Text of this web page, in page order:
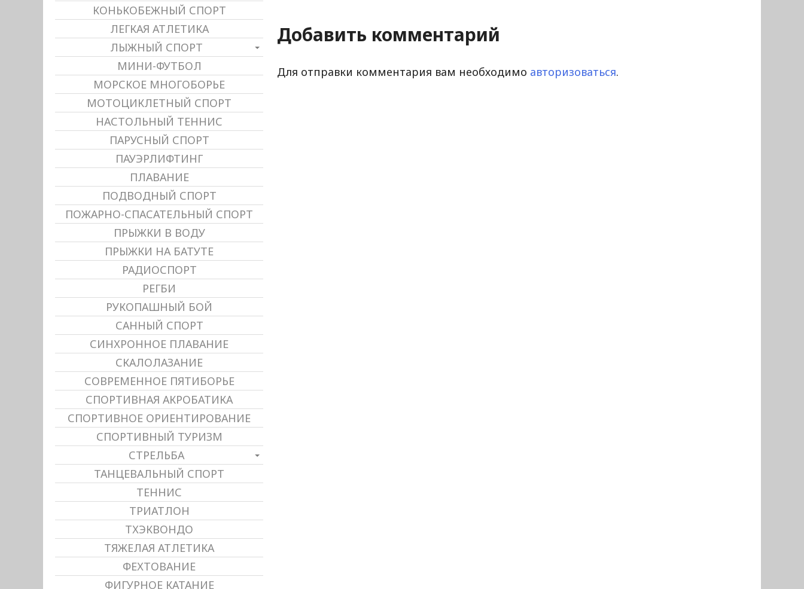
Добавить комментарий
Для отправки комментария вам необходимо авторизоваться.
КОНЬКОБЕЖНЫЙ СПОРТ
ЛЕГКАЯ АТЛЕТИКА
ЛЫЖНЫЙ СПОРТ
МИНИ-ФУТБОЛ
МОРСКОЕ МНОГОБОРЬЕ
МОТОЦИКЛЕТНЫЙ СПОРТ
НАСТОЛЬНЫЙ ТЕННИС
ПАРУСНЫЙ СПОРТ
ПАУЭРЛИФТИНГ
ПЛАВАНИЕ
ПОДВОДНЫЙ СПОРТ
ПОЖАРНО-СПАСАТЕЛЬНЫЙ СПОРТ
ПРЫЖКИ В ВОДУ
ПРЫЖКИ НА БАТУТЕ
РАДИОСПОРТ
РЕГБИ
РУКОПАШНЫЙ БОЙ
САННЫЙ СПОРТ
СИНХРОННОЕ ПЛАВАНИЕ
СКАЛОЛАЗАНИЕ
СОВРЕМЕННОЕ ПЯТИБОРЬЕ
СПОРТИВНАЯ АКРОБАТИКА
СПОРТИВНОЕ ОРИЕНТИРОВАНИЕ
СПОРТИВНЫЙ ТУРИЗМ
СТРЕЛЬБА
ТАНЦЕВАЛЬНЫЙ СПОРТ
ТЕННИС
ТРИАТЛОН
ТХЭКВОНДО
ТЯЖЕЛАЯ АТЛЕТИКА
ФЕХТОВАНИЕ
ФИГУРНОЕ КАТАНИЕ